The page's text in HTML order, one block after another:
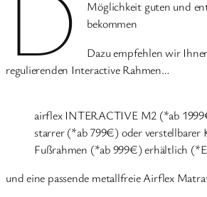
Möglichkeit guten und
bekommen
Dazu empfehlen wir
regulierenden Interactive Rahmen…
airflex INTERACTIVE M2 (*ab
starrer (*ab 799€) oder verstellbarer
Fußrahmen (*ab 999€) erhältlich
und eine passende metallfreie Airflex